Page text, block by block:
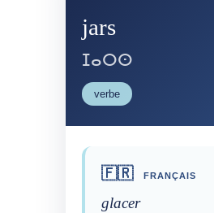
jars
ⵊⴰⵔⵙ
verbe
🇫🇷 FRANÇAIS
glacer